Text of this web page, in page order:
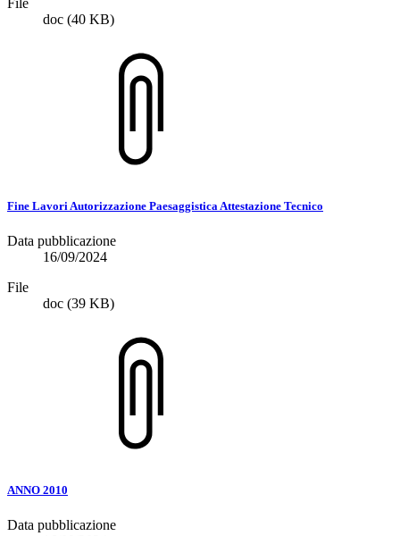
doc (40 KB)
Fine Lavori Autorizzazione Paesaggistica Attestazione Tecnico
Data pubblicazione
16/09/2024
File
doc (39 KB)
ANNO 2010
Data pubblicazione